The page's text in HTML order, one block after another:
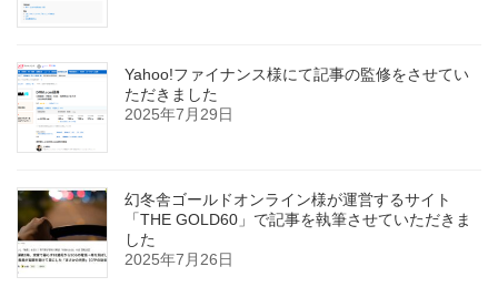
Yahoo!ファイナンス様にて記事の監修をさせてい
ただきました
2025年7月29日
幻冬舎ゴールドオンライン様が運営するサイト
「THE GOLD60」で記事を執筆させていただきま
した
2025年7月26日